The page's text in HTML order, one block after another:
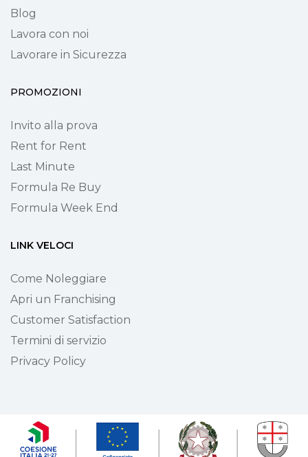
Blog
Lavora con noi
Lavorare in Sicurezza
PROMOZIONI
Invito alla prova
Rent for Rent
Last Minute
Formula Re Buy
Formula Week End
LINK VELOCI
Come Noleggiare
Apri un Franchising
Customer Satisfaction
Termini di servizio
Privacy Policy